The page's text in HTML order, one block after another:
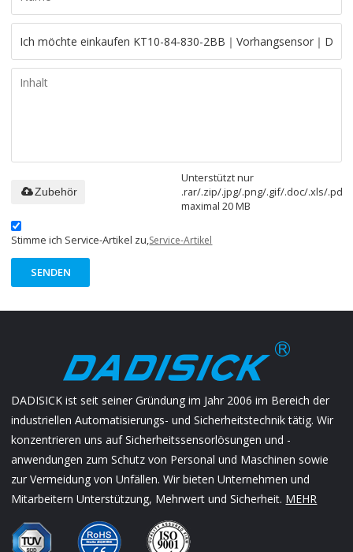
Unterstützt nur
.rar/.zip/.jpg/.png/.gif/.doc/.xls/.pdf,
maximal 20 MB
Zubehör
Stimme ich Service-Artikel zu,Service-Artikel
SENDEN
DADISICK ist seit seiner Gründung im Jahr 2006 im Bereich der
industriellen Automatisierungs- und Sicherheitstechnik tätig. Wir
konzentrieren uns auf Sicherheitssensorlösungen und -
anwendungen zum Schutz von Personal und Maschinen sowie
zur Vermeidung von Unfällen. Wir bieten Unternehmen und
Mitarbeitern Unterstützung, Mehrwert und Sicherheit. MEHR